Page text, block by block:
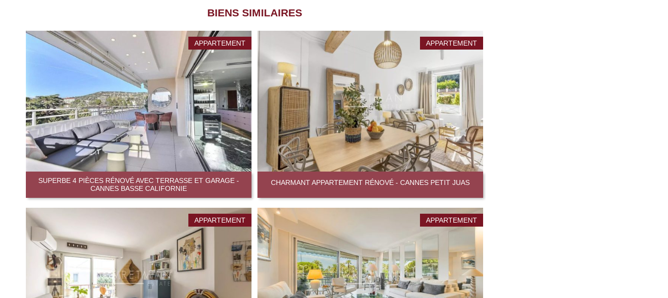
BIENS SIMILAIRES
APPARTEMENT
SUPERBE 4 PIÈCES RÉNOVÉ AVEC TERRASSE ET GARAGE -
CANNES BASSE CALIFORNIE
APPARTEMENT
CHARMANT APPARTEMENT RÉNOVÉ - CANNES PETIT JUAS
APPARTEMENT APPARTEMENT